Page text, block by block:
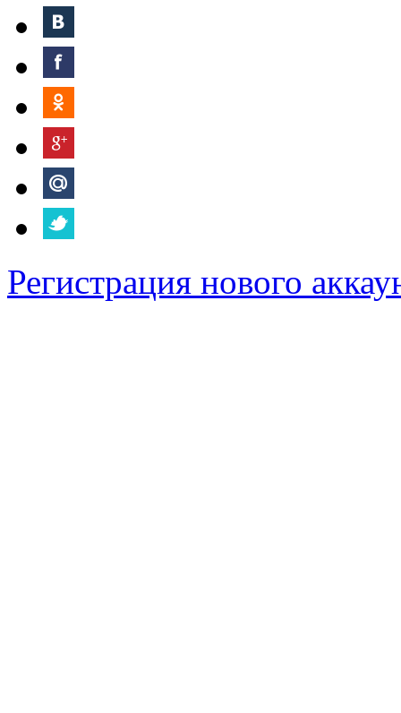
Регистрация нового